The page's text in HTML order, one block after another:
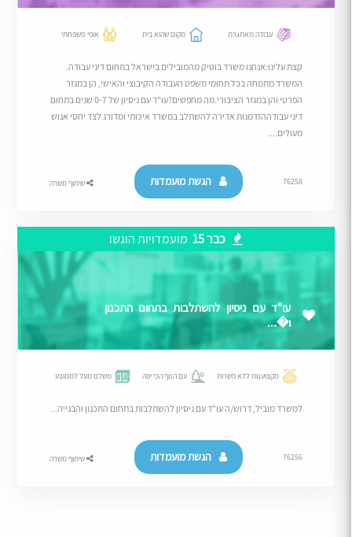
עבודה מאתגרת מקום שהוא בית אופי משפחתי
קצת עלינו:אנחנו משרד בוטיק מהמובילים בישראל בתחום דיני עבודה.
המשרד מתמחה בכל תחומי משפט העבודה הקיבוצי והאישי, הן במגזר
הפרטי והן במגזר הציבורי.מה מחפשים?עו"ד עם ניסיון של 0-7 שנים בתחום
דיני עבודההזדמנות אדירה להשתלב במשרד איכותי ומדורג לצד יחסי אנוש
מעולים....
76258 הגשת מועמדות שיתוף משרה
כבר 15 מועמדויות הוגשו
עו"ד עם ניסיון להשתלבות בתחום התכנון
ו�...
מקצוענות ללא פשרות עם הנוף הכי יפה משלם מעל לממוצע
למשרד מוביל, דרוש/ה עו"ד עם ניסיון להשתלבות בתחום התכנון והבנייה...
76256 הגשת מועמדות שיתוף משרה